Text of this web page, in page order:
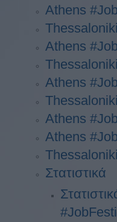
Athens
Athens
Athens
Athens
Athens
Στατιστικά